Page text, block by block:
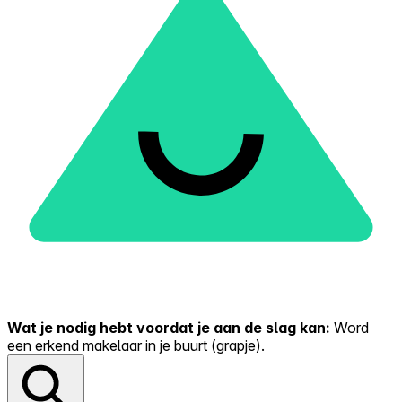
Wat je nodig hebt voordat je aan de slag kan: Word
een erkend makelaar in je buurt (grapje).